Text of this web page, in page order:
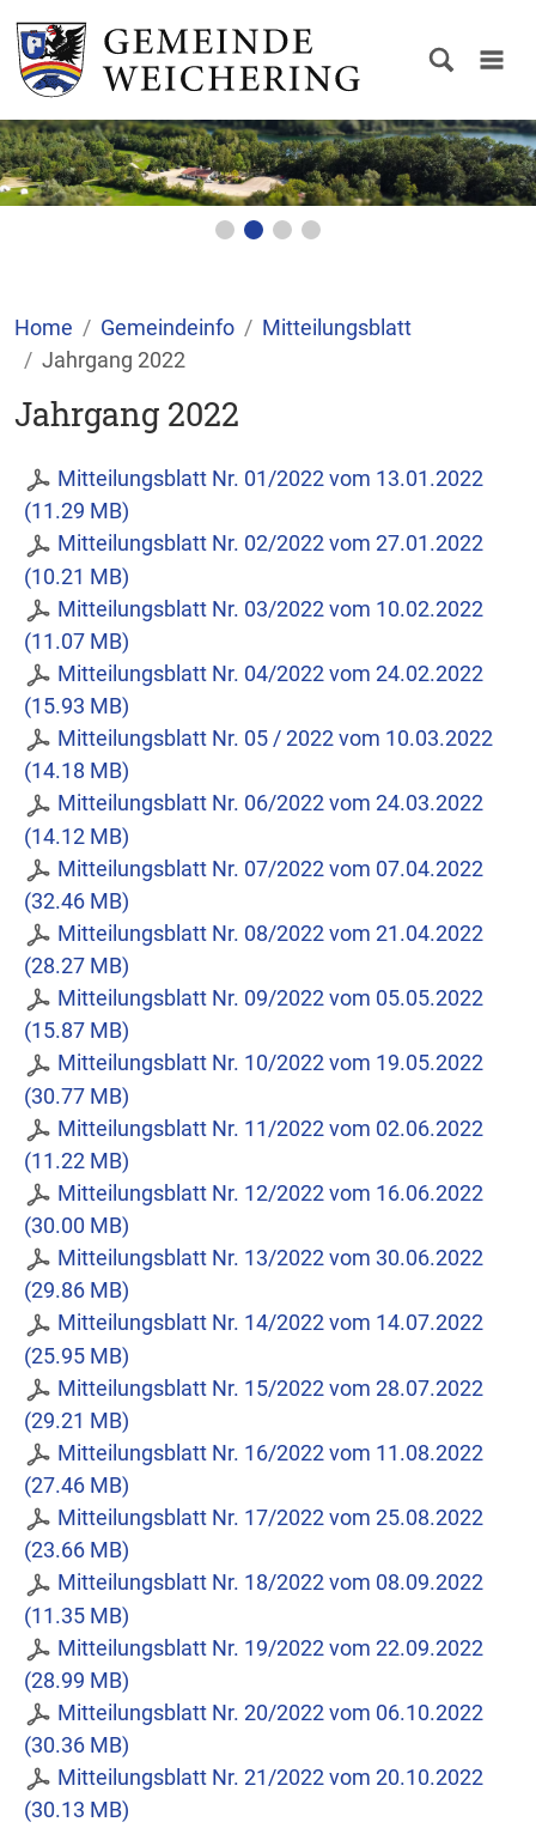
Home Gemeindeinfo
Mitteilungsblatt
Jahrgang 2022
Jahrgang 2022
Mitteilungsblatt Nr. 01/2022 vom 13.01.2022
(11.29 MB)
Mitteilungsblatt Nr. 02/2022 vom 27.01.2022
(10.21 MB)
Mitteilungsblatt Nr. 03/2022 vom 10.02.2022
(11.07 MB)
Mitteilungsblatt Nr. 04/2022 vom 24.02.2022
(15.93 MB)
Mitteilungsblatt Nr. 05 / 2022 vom 10.03.2022
(14.18 MB)
Mitteilungsblatt Nr. 06/2022 vom 24.03.2022
(14.12 MB)
Mitteilungsblatt Nr. 07/2022 vom 07.04.2022
(32.46 MB)
Mitteilungsblatt Nr. 08/2022 vom 21.04.2022
(28.27 MB)
Mitteilungsblatt Nr. 09/2022 vom 05.05.2022
(15.87 MB)
Mitteilungsblatt Nr. 10/2022 vom 19.05.2022
(30.77 MB)
Mitteilungsblatt Nr. 11/2022 vom 02.06.2022
(11.22 MB)
Mitteilungsblatt Nr. 12/2022 vom 16.06.2022
(30.00 MB)
Mitteilungsblatt Nr. 13/2022 vom 30.06.2022
(29.86 MB)
Mitteilungsblatt Nr. 14/2022 vom 14.07.2022
(25.95 MB)
Mitteilungsblatt Nr. 15/2022 vom 28.07.2022
(29.21 MB)
Mitteilungsblatt Nr. 16/2022 vom 11.08.2022
(27.46 MB)
Mitteilungsblatt Nr. 17/2022 vom 25.08.2022
(23.66 MB)
Mitteilungsblatt Nr. 18/2022 vom 08.09.2022
(11.35 MB)
Mitteilungsblatt Nr. 19/2022 vom 22.09.2022
(28.99 MB)
Mitteilungsblatt Nr. 20/2022 vom 06.10.2022
(30.36 MB)
Mitteilungsblatt Nr. 21/2022 vom 20.10.2022
(30.13 MB)